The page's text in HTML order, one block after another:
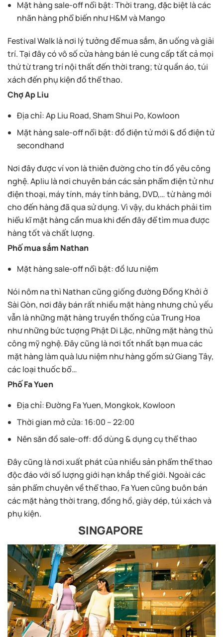
Mặt hàng sale-off nổi bật: Thời trang, đặc biệt là các
nhãn hàng phổ biến như H&M và Mango
Festival Walk là nơi lý tưởng để mua sắm, ăn uống và giải
trí. Tại đây có vô số cửa hàng bán lẻ cung cấp tất cả mọi
thứ từ trang trí nội thất đến thời trang; từ quần áo, túi
xách đến phụ kiện đồ thể thao.
Chợ Ap Liu
Địa chỉ: Ap Liu Road, Sham Shui Po, Kowloon
Mặt hàng sale-off nổi bật: đồ điện tử mới & đồ điện tử
secondhand
Nơi đây được ví von là thiên đường cho tín đồ yêu công
nghệ. Apliu là nơi chuyên bán các sản phẩm điện tử như
điện thoại, máy tính, máy tính bảng, DVD,… từ hàng mới
cho đến hàng đã qua sử dụng. Vì vậy, du khách phải tìm
hiểu kĩ mặt hàng cần mua khi đến đây để tìm mua được
hàng tốt và chất lượng.
Phố mua sắm Nathan
Mặt hàng sale-off nổi bật: đồ lưu niệm
Nói nôm na thì Nathan cũng giống đường Đồng Khởi ở
Sài Gòn, nơi đây bán rất nhiều mặt hàng nhưng chủ yếu
vẫn là những mặt hàng truyền thống của Trung Hoa
như những bức tượng Phật Di Lặc, những mặt hàng thủ
công mỹ nghệ. Đây cũng là nơi tốt nhất bạn mua các
mặt hàng làm quà lưu niệm như hàng gốm sứ Giang Tây,
các loại thuốc bổ…
Phố Fa Yuen
Địa chỉ: Đường Fa Yuen, Mongkok, Kowloon
Thời gian mở cửa: 16:00 – 22:00
Nên săn đồ sale-off: đồ dùng & dụng cụ thể thao
Đây cũng là nơi xuất phát của nhiều sản phẩm thể thao
độc đáo với số lượng giới hạn khắp thế giới. Ngoài các
sản phẩm chuyên về thể thao, Fa Yuen cũng buôn bán
các mặt hàng thời trang, đồng hồ, giày dép, túi xách và
phụ kiện.
SINGAPORE